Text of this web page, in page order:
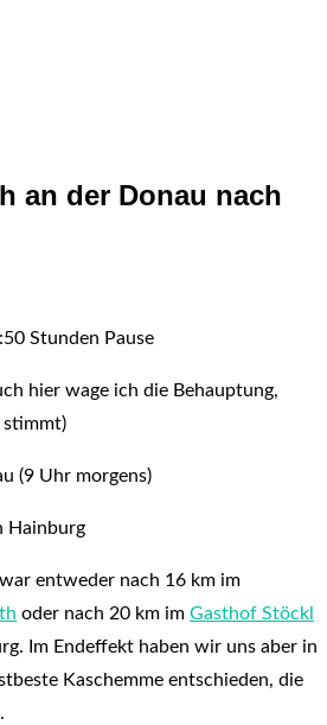
an der Donau nach
Stunden Pause
hier wage ich die Behauptung,
stimmt)
(9 Uhr morgens)
Hainburg
entweder nach 16 km im
oder nach 20 km im Gasthof Stöckl
Im Endeffekt haben wir uns aber in
Kaschemme entschieden, die